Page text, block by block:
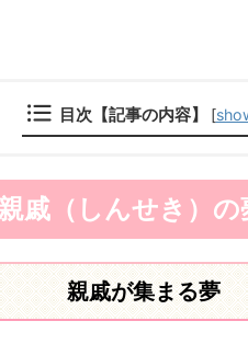
目次【記事の内容】 [
戚（しんせき）の
親戚が集まる夢